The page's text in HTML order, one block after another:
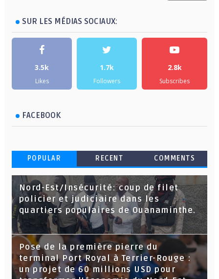
SUR LES MÉDIAS SOCIAUX:
3.5k
Likes
1.7k
Followers
2.8k
Subscribes
FACEBOOK
POPULAR RECENT COMMENTS
Nord-Est/Insécurité: coup de filet
policier et judiciaire dans les
quartiers populaires de Ouanaminthe.
Pose de la première pierre du
terminal Port Royal à Terrier-Rouge :
un projet de 60 millions USD pour